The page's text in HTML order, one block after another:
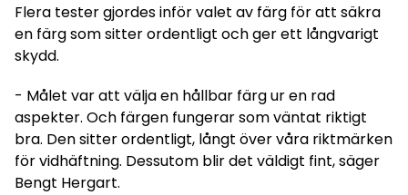
Flera tester gjordes inför valet av färg för att säkra
en färg som sitter ordentligt och ger ett långvarigt
skydd.
- Målet var att välja en hållbar färg ur en rad
aspekter. Och färgen fungerar som väntat riktigt
bra. Den sitter ordentligt, långt över våra riktmärken
för vidhäftning. Dessutom blir det väldigt fint, säger
Bengt Hergart.